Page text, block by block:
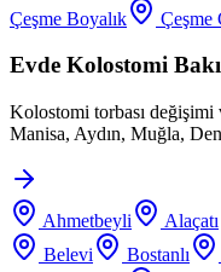
Çeşme Boyalık
Evde Kolostomi
Kolostomi torbası
Manisa, Aydın, Muğla,
Ahmetbeyli Alaçatı
Belevi
Bostanlı